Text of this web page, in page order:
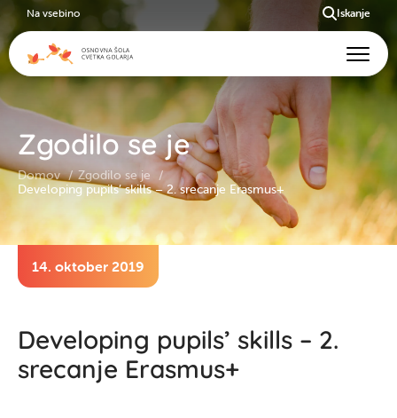
Zgodilo se je
Domov
Zgodilo se je
Developing pupils’ skills – 2. srecanje Erasmus+
14. oktober 2019
Developing pupils’ skills – 2.
srecanje Erasmus+
Na vsebino Iskanje